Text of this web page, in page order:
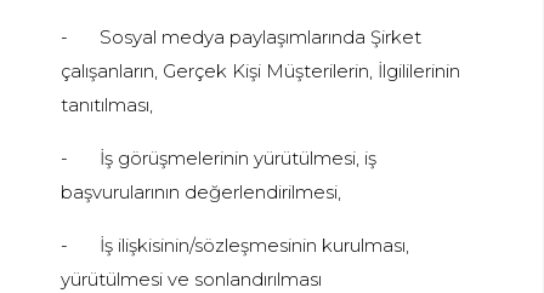
-
Sosyal medya paylaşımlarında Şirket
çalışanların, Gerçek Kişi Müşterilerin, İlgililerinin
tanıtılması,
-
İş görüşmelerinin yürütülmesi, iş
başvurularının değerlendirilmesi,
-
İş ilişkisinin/sözleşmesinin kurulması,
yürütülmesi ve sonlandırılması